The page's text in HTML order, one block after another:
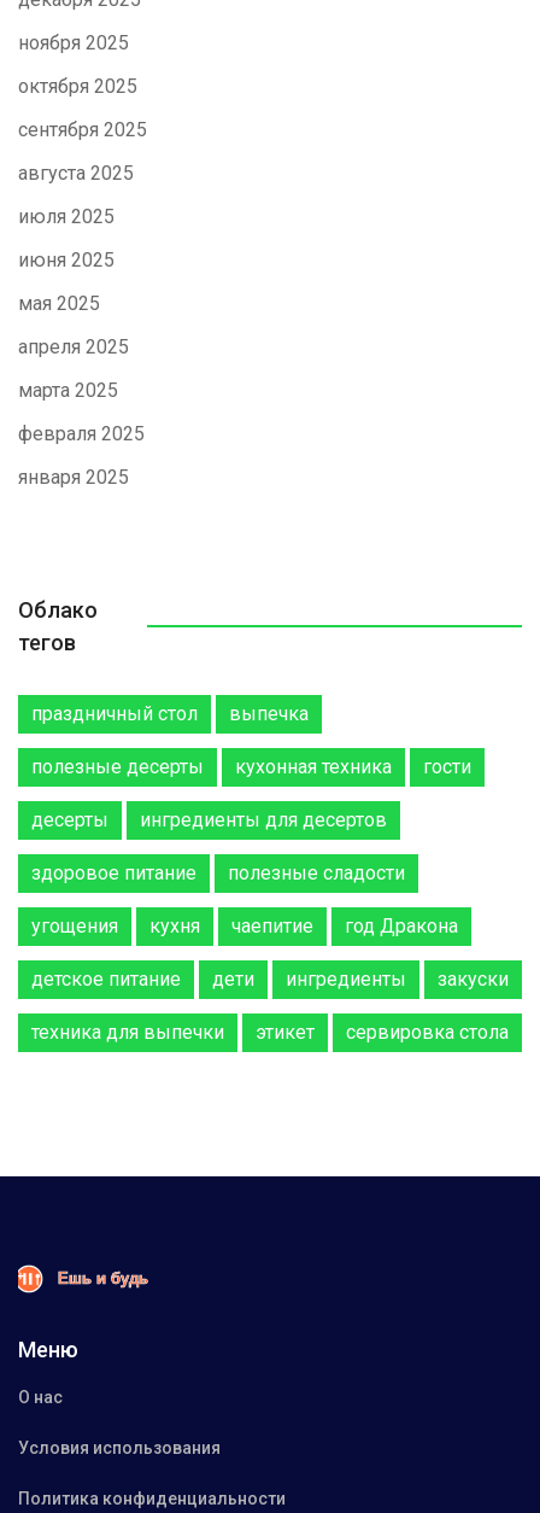
ноября 2025
октября 2025
сентября 2025
августа 2025
июля 2025
июня 2025
мая 2025
апреля 2025
марта 2025
февраля 2025
января 2025
Облако
тегов
праздничный стол выпечка
полезные десерты кухонная техника гости
десерты ингредиенты для десертов
здоровое питание полезные сладости
угощения кухня чаепитие год Дракона
детское питание дети ингредиенты закуски
техника для выпечки этикет сервировка стола
Меню
О нас
Условия использования
Политика конфиденциальности